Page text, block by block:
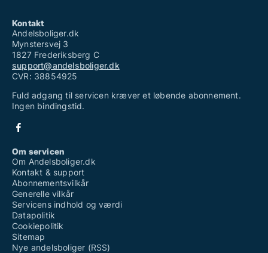
Kontakt
Andelsboliger.dk
Mynstersvej 3
1827 Frederiksberg C
support@andelsboliger.dk
CVR: 38854925
Fuld adgang til servicen kræver et løbende abonnement.
Ingen bindingstid.
Om servicen
Om Andelsboliger.dk
Kontakt & support
Abonnementsvilkår
Generelle vilkår
Servicens indhold og værdi
Datapolitik
Cookiepolitik
Sitemap
Nye andelsboliger (RSS)